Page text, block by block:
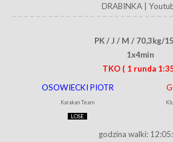
DRABINKA
PK / J / M / 70,3kg/
1x4min
TKO ( 1 runda
OSOWIECKI PIOTR
Karakan Team
LOSE
godzina walki: